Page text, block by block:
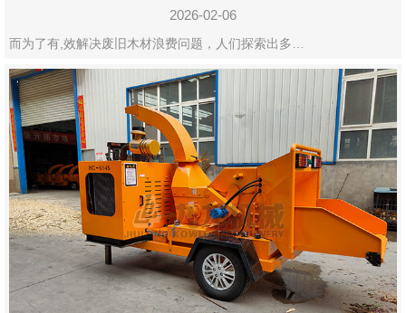
化
2026-02-06
而为了有,效解决废旧木材浪费问题，人们探索出多…